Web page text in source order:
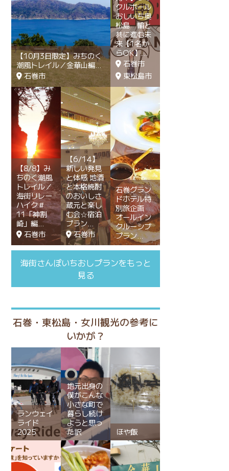
【10月3日限定】みちのく
潮風トレイル／金華山編
石巻市
クルボール
おしいち奥
松島 輪と
共に進む未
来【1名か
らOK】
石巻市
東松島市
【8/8】み
ちのく潮風
トレイル／
海街リレー
ハイク＃
11「神割
崎」編
石巻市
【6/14】
新しい発見
と体感 地酒
と本格焼酎
のおいしさ
蔵元と楽し
む会☆宿泊
プラン
石巻市
石巻グラン
ドホテル特
別旅企画
オールイン
クルーシブ
プラン
海街さんぽいちおしプランをもっと
見る
石巻・東松島・女川観光の参考に
いかが？
ランウェイ
ライド
2025
地元出身の
僕がこんな
小さな町で
暮らし続け
ようと思っ
た訳
ほや飯